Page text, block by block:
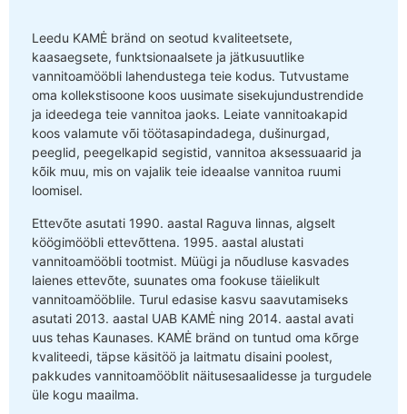
Leedu KAMĖ bränd on seotud kvaliteetsete,
kaasaegsete, funktsionaalsete ja jätkusuutlike
vannitoamööbli lahendustega teie kodus. Tutvustame
oma kollekstisoone koos uusimate sisekujundustrendide
ja ideedega teie vannitoa jaoks. Leiate vannitoakapid
koos valamute või töötasapindadega, dušinurgad,
peeglid, peegelkapid segistid, vannitoa aksessuaarid ja
kõik muu, mis on vajalik teie ideaalse vannitoa ruumi
loomisel.
Ettevõte asutati 1990. aastal Raguva linnas, algselt
köögimööbli ettevõttena. 1995. aastal alustati
vannitoamööbli tootmist. Müügi ja nõudluse kasvades
laienes ettevõte, suunates oma fookuse täielikult
vannitoamööblile. Turul edasise kasvu saavutamiseks
asutati 2013. aastal UAB KAMĖ ning 2014. aastal avati
uus tehas Kaunases. KAMĖ bränd on tuntud oma kõrge
kvaliteedi, täpse käsitöö ja laitmatu disaini poolest,
pakkudes vannitoamööblit näitusesaalidesse ja turgudele
üle kogu maailma.